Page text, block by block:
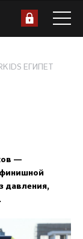
ЕГИПЕТ
—
давления,